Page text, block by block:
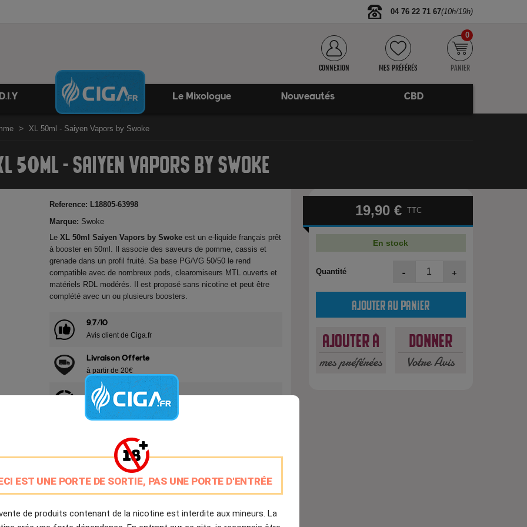
EST UNE PORTE DE SORTIE, PAS UNE PORTE D'ENTRÉE
de produits contenant de la nicotine est interdite aux mineurs. La
04 76 22 71 67(10h/19h)
CONNEXION MES PRÉFÉRÉS PANIER
0
Le Mixologue Nouveautés CBD
XL 50ml - Saiyen Vapors by Swoke
50ML - SAIYEN VAPORS BY SWOKE
Reference: L18805-63998
Marque: Swoke
LeXL 50ml Saiyen Vapors by Swoke est un e-liquide français prêt
à booster en 50ml. Il associe des saveurs de pomme, cassis et
grenade dans un profil fruité. Sa base PG/VG 50/50 le rend
compatible avec de nombreux pods, clearomiseurs MTL ouverts et
matériels RDL modérés. Il est proposé sans nicotine et peut être
complété avec un ou plusieurs boosters.
9.7/10
Avis client de Ciga.fr
Livraison Offerte
à partir de 20€
Expédition Immédiate
Commande passée avant 14h
Partager
Livré à partir du Jeudi 6 Août 2026.
19,90 € TTC
En stock
Quantité - +
Ajouter au panier
Ajouter à
mes préférées
Donner
Votre Avis